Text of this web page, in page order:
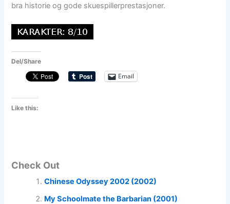
bra historie og gode skuespillerprestasjoner.
Del/Share
Email
Like this:
Check Out
Chinese Odyssey 2002 (2002)
My Schoolmate the Barbarian (2001)